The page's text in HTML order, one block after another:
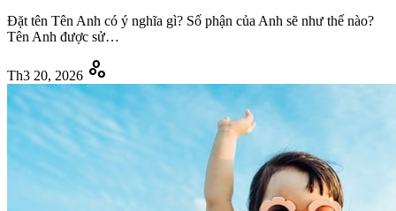
Đặt tên Tên Anh có ý nghĩa gì? Số phận của Anh sẽ như thế nào?
Tên Anh được sử…
Th3 20, 2026 scatter_plot